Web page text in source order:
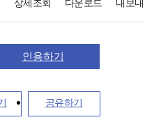
상세조회 다운로드 내보
인용하기
공유하기